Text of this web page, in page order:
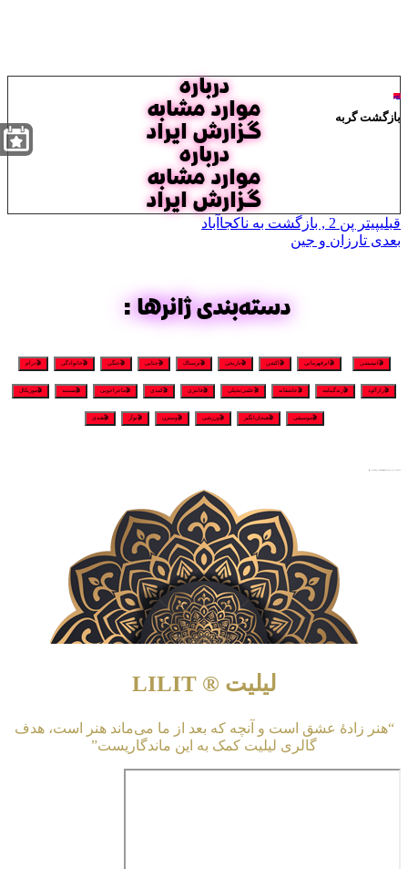
لغو
بازگشت گربه
درباره
موارد مشابه
گزارش ایراد
درباره
موارد مشابه
گزارش ایراد
قبلیپیتر پن 2 , بازگشت به ناکجاآباد
بعدی تارزان و جین
دسته‌بندی ژانرها:
🎬انیمیشن 🎬ابرقهرمانی 🎬اکشن 🎬تاریخی 🎬ترسناک 🎬جنایی 🎬جنگی 🎬خانوادگی 🎬درام
🎬رازآلود 🎬زندگینامه 🎬عاشقانه 🎬علمی‌تخیلی 🎬فانتزی 🎬کمدی 🎬ماجراجویی 🎬مستند 🎬موزیکال
🎬موسیقی 🎬هیجان‌انگیز 🎬ورزشی 🎬وسترن 🎬نوآر 🎬هندی
لیلیت ® LILIT
“هنر زادهٔ عشق است و آنچه که بعد از ما می‌ماند هنر است، هدف
گالری لیلیت کمک به این ماندگاریست”